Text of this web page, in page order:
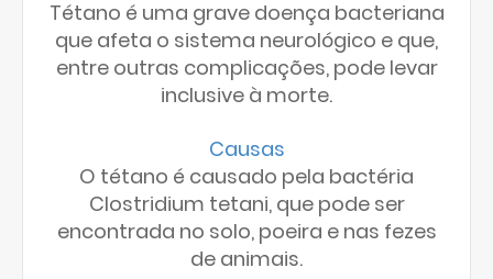
Tétano é uma grave doença bacteriana
que afeta o sistema neurológico e que,
entre outras complicações, pode levar
inclusive à morte.
Causas
O tétano é causado pela bactéria
Clostridium tetani, que pode ser
encontrada no solo, poeira e nas fezes
de animais.